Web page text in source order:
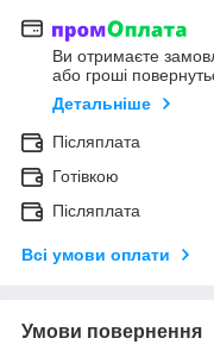
Ви отримаєте
або гроші
Детальніше
Післяплата
Готівкою
Післяплата
Всі умови оплати
Умови повернення